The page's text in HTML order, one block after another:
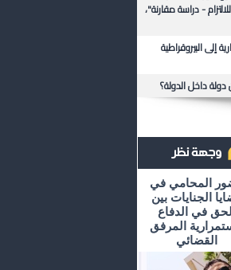
- دراسة مقارنة"،
إلى البيروقراطية
داخل الدولة؟
المحامي في
الجنايات بين
الحق في الدفاع
المرفق
القضائي